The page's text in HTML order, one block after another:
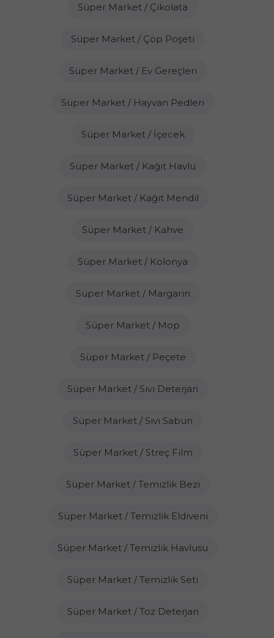
Süper Market / Çikolata
Süper Market / Çöp Poşeti
Süper Market / Ev Gereçleri
Süper Market / Hayvan Pedleri
Süper Market / İçecek
Süper Market / Kağıt Havlu
Süper Market / Kağıt Mendil
Süper Market / Kahve
Süper Market / Kolonya
Süper Market / Margarin
Süper Market / Mop
Süper Market / Peçete
Süper Market / Sıvı Deterjan
Süper Market / Sıvı Sabun
Süper Market / Streç Film
Süper Market / Temizlik Bezi
Süper Market / Temizlik Eldiveni
Süper Market / Temizlik Havlusu
Süper Market / Temizlik Seti
Süper Market / Toz Deterjan